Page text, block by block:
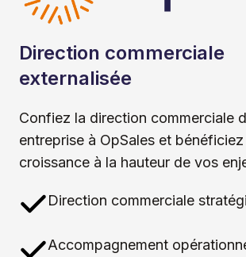
Direction commerciale
externalisée
Confiez la direction commerciale
entreprise à OpSales et bénéficiez
croissance à la hauteur de vos
Direction commerciale
Accompagnement